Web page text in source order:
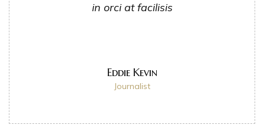
in orci at facilisis
Eddie Kevin
Journalist